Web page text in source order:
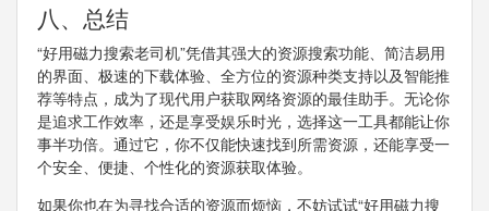
八、总结
“好用磁力搜索老司机”凭借其强大的资源搜索功能、简洁易用
的界面、极速的下载体验、全方位的资源种类支持以及智能推
荐等特点，成为了现代用户获取网络资源的最佳助手。无论你
是追求工作效率，还是享受娱乐时光，选择这一工具都能让你
事半功倍。通过它，你不仅能快速找到所需资源，还能享受一
个安全、便捷、个性化的资源获取体验。
如果你也在为寻找合适的资源而烦恼，不妨试试“好用磁力搜